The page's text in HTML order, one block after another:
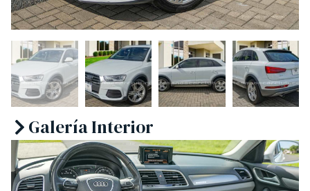
Galería Interior